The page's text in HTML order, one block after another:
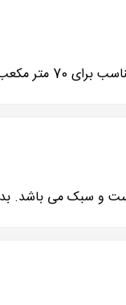
و سبک می باشد.